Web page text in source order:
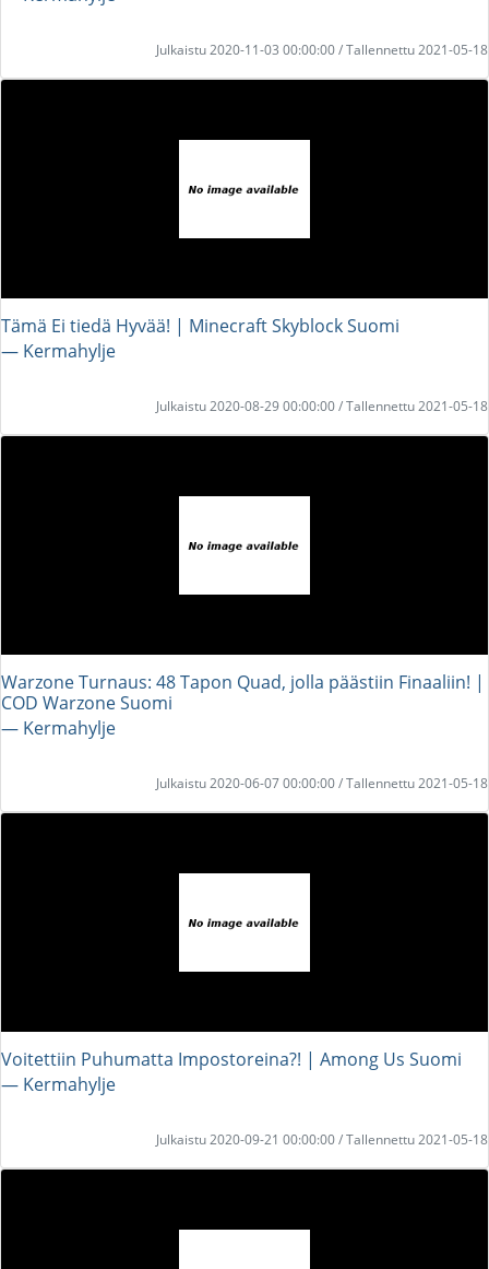
Julkaistu 2020-11-03 00:00:00 / Tallennettu 2021-05-18
Tämä Ei tiedä Hyvää! | Minecraft Skyblock Suomi
― Kermahylje
Julkaistu 2020-08-29 00:00:00 / Tallennettu 2021-05-18
Warzone Turnaus: 48 Tapon Quad, jolla päästiin Finaaliin! |
COD Warzone Suomi
― Kermahylje
Julkaistu 2020-06-07 00:00:00 / Tallennettu 2021-05-18
Voitettiin Puhumatta Impostoreina?! | Among Us Suomi
― Kermahylje
Julkaistu 2020-09-21 00:00:00 / Tallennettu 2021-05-18